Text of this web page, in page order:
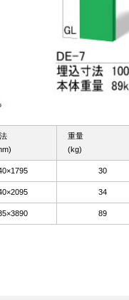
重量
(kg)
30
34
89